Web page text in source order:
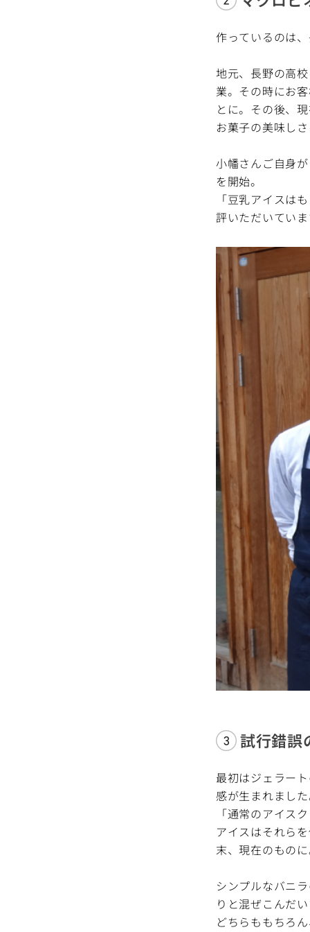
作っているのは
地元、長野の高
業。その時にお
とに。その後、
お菓子の美味し
小幡さんご自身
を開始。
「豆乳アイスは
評いただいてい
試行錯誤
最初はジェラー
感が生まれまし
「通常のアイス
アイスはそれら
末、現在のもの
シンプルなバニ
りと混ぜこんだ
どちらももちろ